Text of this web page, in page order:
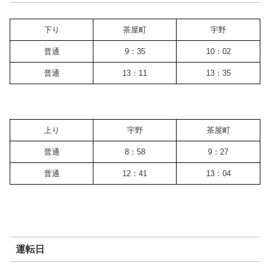
下り 茶屋町 宇野
普通 9：35 10：02
普通 13：11 13：35
上り 宇野 茶屋町
普通 8：58 9：27
普通 12：41 13：04
運転日